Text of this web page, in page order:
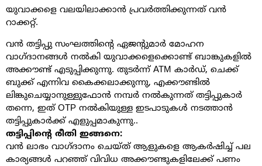
യുവാക്കളെ വലയിലാക്കാൻ പ്രവർത്തിക്കുന്നത് വൻ
റാക്കറ്റ്.
വൻ തട്ടിപ്പു സംഘത്തിൻ്റെ ഏജൻ്റുമാർ മോഹന
വാഗ്ദാനങ്ങൾ നൽകി യുവാക്കളെക്കൊണ്ട് ബാങ്കുകളിൽ
അക്കൗണ്ട് എടുപ്പിക്കുന്നു. തുടർന്ന് ATM കാർഡ്, ചെക്ക്
ബുക്ക് എന്നിവ കൈക്കലാക്കുന്നു, എക്കൗണ്ടിൽ
ലിങ്കുചെയ്യാനുള്ളുഫോൻ നമ്പർ നൽകുന്നത് തട്ടിപ്പുകാർ
തന്നെ, ഇത് OTP നൽകിയുള്ള ഇടപാടുകൾ നടത്താൻ
തട്ടിപ്പുകാർക്ക് എളുപ്പമാകുന്നു..
തട്ടിപ്പിൻ്റെ രീതി ഇങ്ങനെ:
വൻ ലാഭം വാഗ്ദാനം ചെയ്ത് ആളുകളെ ആകർഷിച്ച് പല
കാര്യങ്ങൾ പറഞ്ഞ് വിവിധ അക്കൗണ്ടുകളിലേക്ക് പണം